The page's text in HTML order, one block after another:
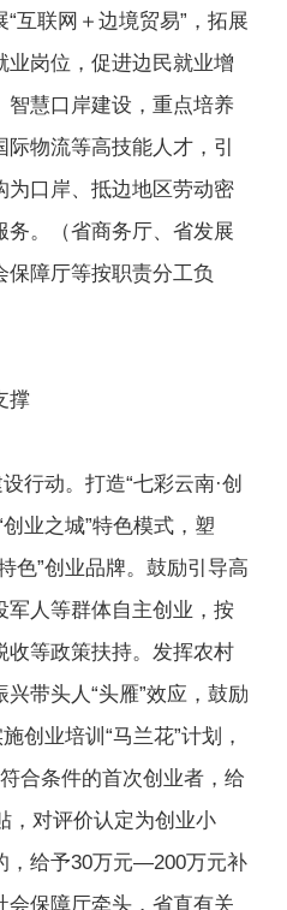
互联网＋边境贸易”，拓展
业岗位，促进边民就业增
智慧口岸建设，重点培养
物流等高技能人才，引
为口岸、抵边地区劳动密
务。（省商务厅、省发展
障厅等按职责分工负
撑
行动。打造“七彩云南·创
业之城”特色模式，塑
色”创业品牌。鼓励引导高
军人等群体自主创业，按
收等政策扶持。发挥农村
带头人“头雁”效应，鼓励
创业培训“马兰花”计划，
合条件的首次创业者，给
，对评价认定为创业小
，给予30万元—200万元补
会保障厅牵头，省直有关